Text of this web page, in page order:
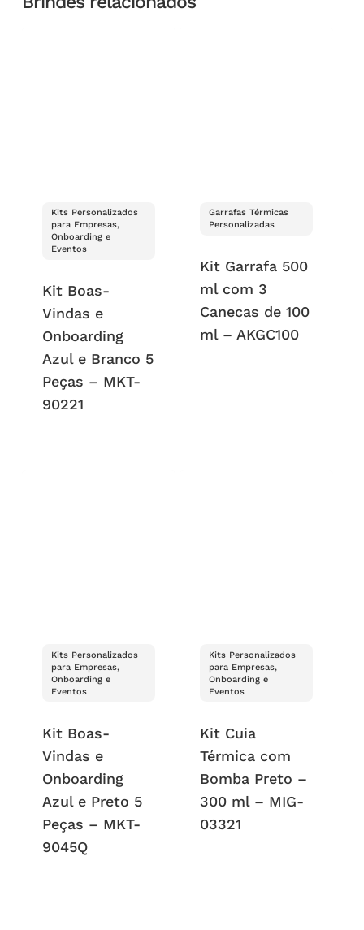
Kits Personalizados
para Empresas,
Onboarding e
Eventos
Kit Boas-
Vindas e
Onboarding
Azul e Branco 5
Peças – MKT-
90221
Garrafas Térmicas
Personalizadas
Kit Garrafa 500
ml com 3
Canecas de 100
ml – AKGC100
Kits Personalizados
para Empresas,
Onboarding e
Eventos
Kit Boas-
Vindas e
Onboarding
Azul e Preto 5
Peças – MKT-
9045Q
Kits Personalizados
para Empresas,
Onboarding e
Eventos
Kit Cuia
Térmica com
Bomba Preto –
300 ml – MIG-
03321